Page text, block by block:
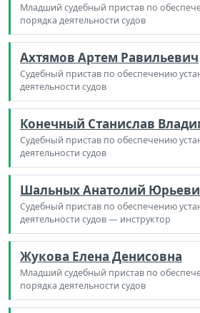
Младший судебный пристав по
порядка деятельности судов
Ахтямов Артем Равильевич
Судебный пристав по обеспечению
деятельности судов
Конечный Станислав
Судебный пристав по обеспечению
деятельности судов
Шальных Анатолий
Судебный пристав по обеспечению
деятельности судов — инструктор
Жукова Елена Денисовна
Младший судебный пристав по
порядка деятельности судов